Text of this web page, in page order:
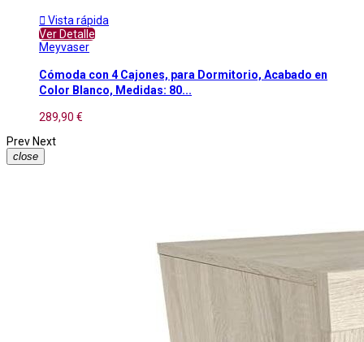
 Vista rápida
Ver Detalle
Meyvaser
Cómoda con 4 Cajones, para Dormitorio, Acabado en
Color Blanco, Medidas: 80...
289,90 €
Prev Next
close